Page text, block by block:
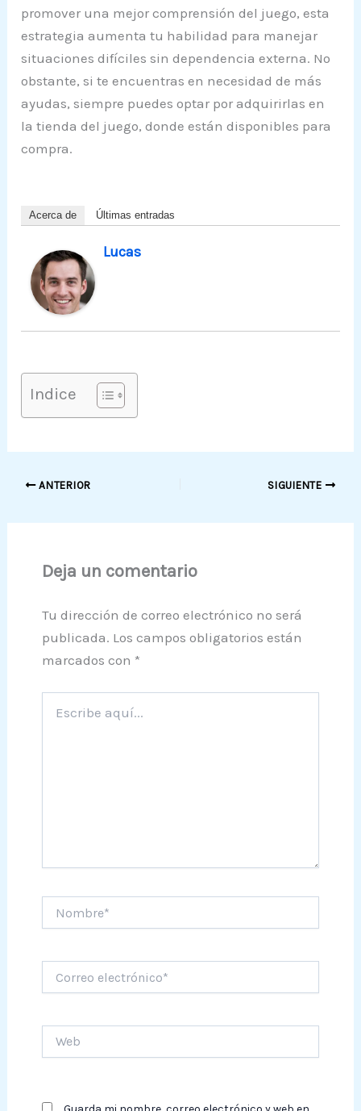
promover una mejor comprensión del juego, esta
estrategia aumenta tu habilidad para manejar
situaciones difíciles sin dependencia externa. No
obstante, si te encuentras en necesidad de más
ayudas, siempre puedes optar por adquirirlas en
la tienda del juego, donde están disponibles para
compra.
Acerca de Últimas entradas
Lucas
Indice
ANTERIOR SIGUIENTE
Deja un comentario
Tu dirección de correo electrónico no será
publicada. Los campos obligatorios están
marcados con *
aquí...
electrónico*